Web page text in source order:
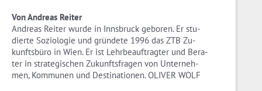
Von An­dre­as Rei­ter
An­dre­as Rei­ter wurde in Inns­bruck ge­bo­ren. Er stu­
dier­te So­zio­lo­gie und grün­de­te 1996 das ZTB Zu­
kunfts­bü­ro in Wien. Er ist Lehr­be­auf­trag­ter und Be­ra­
ter in stra­te­gi­schen Zu­kunfts­fra­gen von Un­ter­neh­
men, Kom­mu­nen und De­sti­na­tio­nen. OLI­VER WOLF